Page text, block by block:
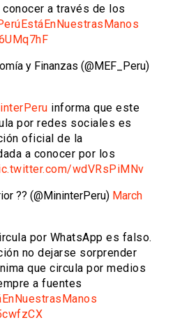
conocer a través de los
y Finanzas (@MEF_Peru)
informa que este
por redes sociales es
oficial de la
a conocer por los
wdVRsPiMNv
?? (@MininterPeru) March
por WhatsApp es falso.
no dejarse sorprender
que circula por medios
a fuentes